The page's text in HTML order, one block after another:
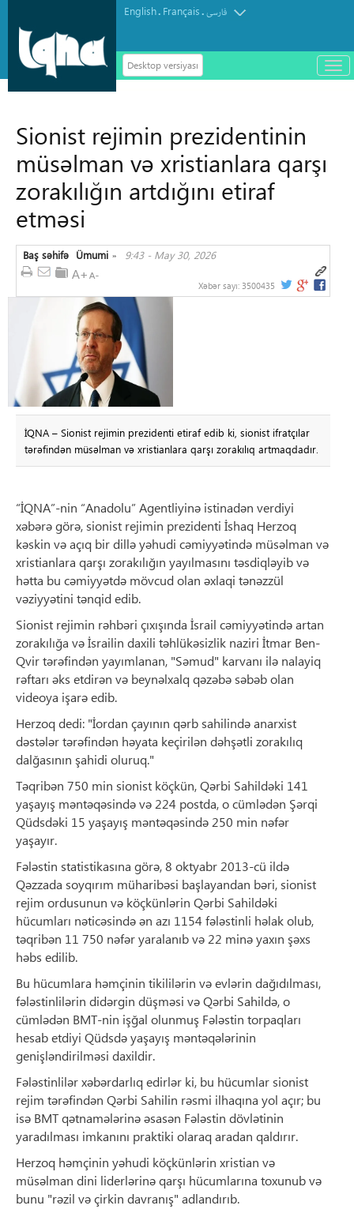
English. Français.فارسی
Desktop versiyası
باز
و
Sionist rejimin prezidentinin
müsəlman və xristianlara qarşı
zorakılığın artdığını etiraf
etməsi
Baş səhifə »
Ümumi 9:43 - May 30, 2026
Xəbər sayı: 3500435
İQNA – Sionist rejimin prezidenti etiraf edib ki, sionist ifratçılar
tərəfindən müsəlman və xristianlara qarşı zorakılıq artmaqdadır.
“İQNA”-nin “Anadolu” Agentliyinə istinadən verdiyi
xəbərə görə, sionist rejimin prezidenti İshaq Herzoq
kəskin və açıq bir dillə yəhudi cəmiyyətində müsəlman və
xristianlara qarşı zorakılığın yayılmasını təsdiqləyib və
hətta bu cəmiyyətdə mövcud olan əxlaqi tənəzzül
vəziyyətini tənqid edib.
Sionist rejimin rəhbəri çıxışında İsrail cəmiyyətində artan
zorakılığa və İsrailin daxili təhlükəsizlik naziri İtmar Ben-
Qvir tərəfindən yayımlanan, "Səmud" karvanı ilə nalayiq
rəftarı əks etdirən və beynəlxalq qəzəbə səbəb olan
videoya işarə edib.
Herzoq dedi: "İordan çayının qərb sahilində anarxist
dəstələr tərəfindən həyata keçirilən dəhşətli zorakılıq
dalğasının şahidi oluruq."
Təqribən 750 min sionist köçkün, Qərbi Sahildəki 141
yaşayış məntəqəsində və 224 postda, o cümlədən Şərqi
Qüdsdəki 15 yaşayış məntəqəsində 250 min nəfər
yaşayır.
Fələstin statistikasına görə, 8 oktyabr 2013-cü ildə
Qəzzada soyqırım müharibəsi başlayandan bəri, sionist
rejim ordusunun və köçkünlərin Qərbi Sahildəki
hücumları nəticəsində ən azı 1154 fələstinli həlak olub,
təqribən 11 750 nəfər yaralanıb və 22 minə yaxın şəxs
həbs edilib.
Bu hücumlara həmçinin tikililərin və evlərin dağıdılması,
fələstinlilərin didərgin düşməsi və Qərbi Sahildə, o
cümlədən BMT-nin işğal olunmuş Fələstin torpaqları
hesab etdiyi Qüdsdə yaşayış məntəqələrinin
genişləndirilməsi daxildir.
Fələstinlilər xəbərdarlıq edirlər ki, bu hücumlar sionist
rejim tərəfindən Qərbi Sahilin rəsmi ilhaqına yol açır; bu
isə BMT qətnamələrinə əsasən Fələstin dövlətinin
yaradılması imkanını praktiki olaraq aradan qaldırır.
Herzoq həmçinin yəhudi köçkünlərin xristian və
müsəlman dini liderlərinə qarşı hücumlarına toxunub və
bunu "rəzil və çirkin davranış" adlandırıb.